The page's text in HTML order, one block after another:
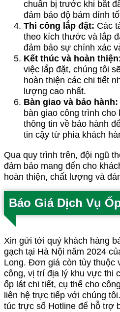
chuẩn bị trước khi bắt
đảm bảo độ bám dính
Thi công lắp đặt: Các
theo kích thước và lắp
đảm bảo sự chính xác
Kết thúc và hoàn
việc lắp đặt, chúng tôi
hoàn thiện các chi tiết
lượng cao nhất.
Bàn giao và bảo hành:
bàn giao công trình cho
thông tin về bảo hành
tin cậy từ phía khách
Qua quy trình trên, đội ngũ
đảm bảo mang đến cho
hoàn thiện, chất lượng và
Báo Giá Dịch Vụ
Xin gửi tới quý khách hàng
gạch tại Hà Nội năm 2024
Long. Đơn giá còn tùy thuộc
công, vị trí địa lý khu vực thi
ốp lát chi tiết, cụ thể cho
liên hệ trực tiếp với chúng
túc trực số Hotline để hỗ trợ